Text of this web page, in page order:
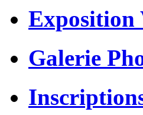
Exposition
Galerie